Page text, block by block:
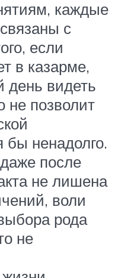
каждые
с
если
в казарме,
день видеть
не позволит
ненадолго.
после
не лишена
воли
рода
не